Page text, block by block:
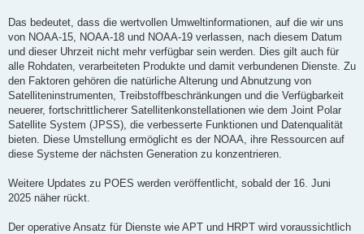
Das bedeutet, dass die wertvollen Umweltinformationen, auf die wir uns
von NOAA-15, NOAA-18 und NOAA-19 verlassen, nach diesem Datum
und dieser Uhrzeit nicht mehr verfügbar sein werden. Dies gilt auch für
alle Rohdaten, verarbeiteten Produkte und damit verbundenen Dienste. Zu
den Faktoren gehören die natürliche Alterung und Abnutzung von
Satelliteninstrumenten, Treibstoffbeschränkungen und die Verfügbarkeit
neuerer, fortschrittlicherer Satellitenkonstellationen wie dem Joint Polar
Satellite System (JPSS), die verbesserte Funktionen und Datenqualität
bieten. Diese Umstellung ermöglicht es der NOAA, ihre Ressourcen auf
diese Systeme der nächsten Generation zu konzentrieren.
Weitere Updates zu POES werden veröffentlicht, sobald der 16. Juni
2025 näher rückt.
Der operative Ansatz für Dienste wie APT und HRPT wird voraussichtlich